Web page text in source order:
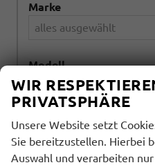
Marke
alles ausgewählt
Modell
alles ausgewählt
Kraftstoffart
alles ausgewählt
WIR
PRIVATSPHÄRE
Unsere Website setzt
Sie bereitzustellen. Hierbei
Auswahl und verarbeiten